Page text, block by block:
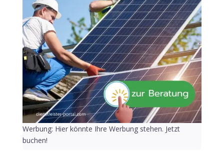
Werbung: Hier könnte Ihre Werbung stehen. Jetzt
buchen!